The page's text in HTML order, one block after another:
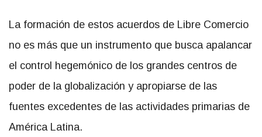
La formación de estos acuerdos de Libre Comercio
no es más que un instrumento que busca apalancar
el control hegemónico de los grandes centros de
poder de la globalización y apropiarse de las
fuentes excedentes de las actividades primarias de
América Latina.